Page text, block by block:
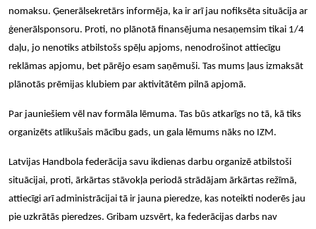
nomaksu. Ģenerālsekretārs informēja, ka ir arī jau nofiksēta situācija ar
ģenerālsponsoru. Proti, no plānotā finansējuma nesaņemsim tikai 1/4
daļu, jo nenotiks atbilstošs spēļu apjoms, nenodrošinot attiecīgu
reklāmas apjomu, bet pārējo esam saņēmuši. Tas mums ļaus izmaksāt
plānotās prēmijas klubiem par aktivitātēm pilnā apjomā.
Par jauniešiem vēl nav formāla lēmuma. Tas būs atkarīgs no tā, kā tiks
organizēts atlikušais mācību gads, un gala lēmums nāks no IZM.
Latvijas Handbola federācija savu ikdienas darbu organizē atbilstoši
situācijai, proti, ārkārtas stāvokļa periodā strādājam ārkārtas režīmā,
attiecīgi arī administrācijai tā ir jauna pieredze, kas noteikti noderēs jau
pie uzkrātās pieredzes. Gribam uzsvērt, ka federācijas darbs nav